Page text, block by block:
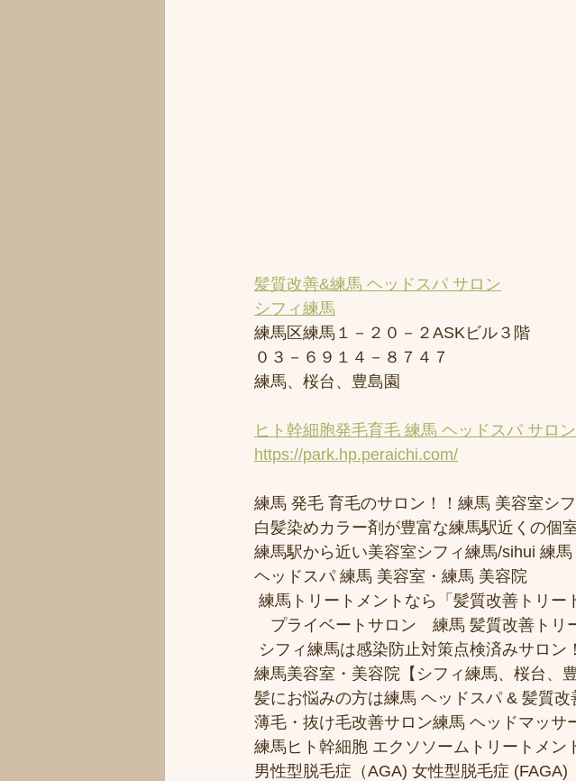
髪質改善&練馬 ヘッドスパ サロン
シフィ練馬
練馬区練馬１－２０－２ASKビル３階
０３－６９１４－８７４７
練馬、桜台、豊島園
ヒト幹細胞発毛育毛 練馬 ヘッドスパ サロン
https://park.hp.peraichi.com/
練馬 発毛 育毛のサロン！！練馬 美容室シ
白髪染めカラー剤が豊富な練馬駅近くの個
練馬駅から近い美容室シフィ練馬/sihui 練
ヘッドスパ 練馬 美容室・練馬 美容院
練馬トリートメントなら「髪質改善トリー
プライベートサロン　練馬 髪質改善トリ
シフィ練馬は感染防止対策点検済みサロン
練馬美容室・美容院【シフィ練馬、桜台、
髪にお悩みの方は練馬 ヘッドスパ & 髪質
薄毛・抜け毛改善サロン練馬 ヘッドマッサ
練馬ヒト幹細胞 エクソソームトリートメン
男性型脱毛症（AGA) 女性型脱毛症 (FAGA)